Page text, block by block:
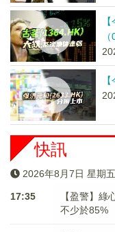
快訊
2026年8月7日 星期
17:35
【盈警】
不少於85%